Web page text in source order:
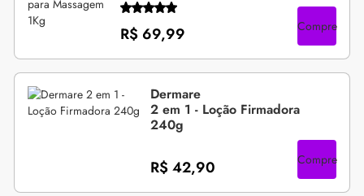
R$ 69,99 Compre
Dermare
2 em 1 - Loção Firmadora
240g
R$ 42,90 Compre